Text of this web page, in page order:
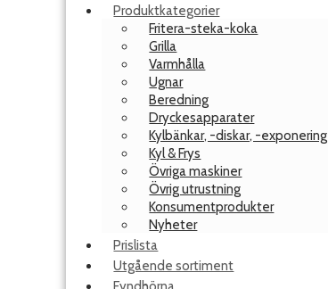
Produktkategorier
Fritera-steka-koka
Grilla
Varmhålla
Ugnar
Beredning
Dryckesapparater
Kylbänkar, -diskar, -exponering
Kyl & Frys
Övriga maskiner
Övrig utrustning
Konsumentprodukter
Nyheter
Prislista
Utgående sortiment